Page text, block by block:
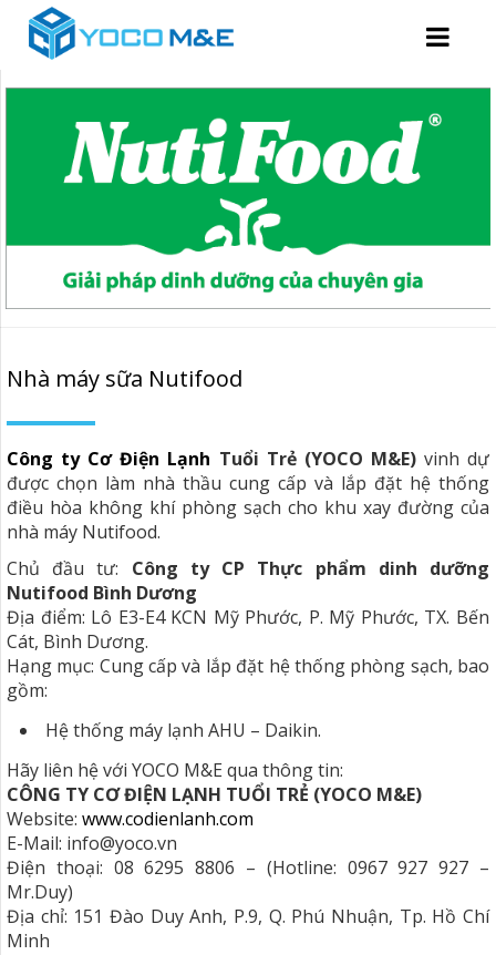
Nhà máy sữa Nutifood
Công ty Cơ Điện Lạnh Tuổi Trẻ (YOCO M&E) vinh dự
được chọn làm nhà thầu cung cấp và lắp đặt hệ thống
điều hòa không khí phòng sạch cho khu xay đường của
nhà máy Nutifood.
Chủ đầu tư: Công ty CP Thực phẩm dinh dưỡng
Nutifood Bình Dương
Địa điểm: Lô E3-E4 KCN Mỹ Phước, P. Mỹ Phước, TX. Bến
Cát, Bình Dương.
Hạng mục: Cung cấp và lắp đặt hệ thống phòng sạch, bao
gồm:
Hệ thống máy lạnh AHU – Daikin.
Hãy liên hệ với YOCO M&E qua thông tin:
CÔNG TY CƠ ĐIỆN LẠNH TUỔI TRẺ (YOCO M&E)
Website: www.codienlanh.com
E-Mail: info@yoco.vn
Điện thoại: 08 6295 8806 – (Hotline: 0967 927 927 –
Mr.Duy)
Địa chỉ: 151 Đào Duy Anh, P.9, Q. Phú Nhuận, Tp. Hồ Chí
Minh